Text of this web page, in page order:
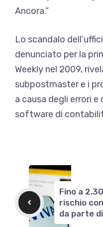
Ancora.”
Lo scandalo
denunciato per la
Weekly nel 2009,
subpostmaster e i
a causa degli errori e
software di
Fino a
rischio
da parte